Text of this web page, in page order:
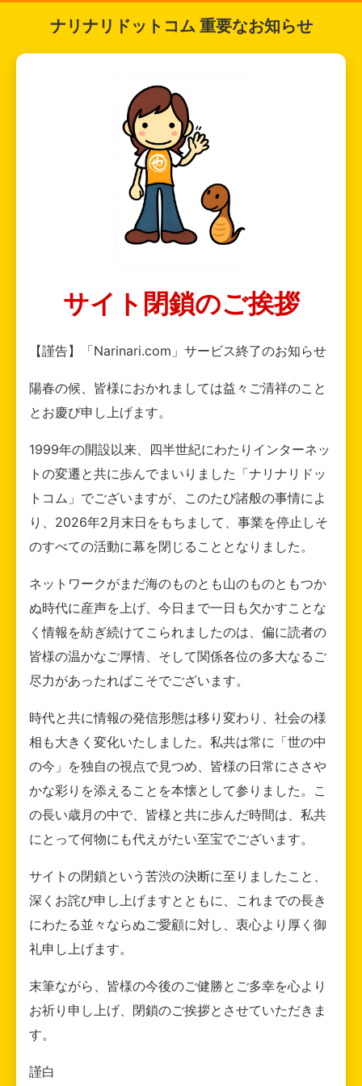
ナリナリドットコム 重要なお知らせ
サイト閉鎖のご挨拶
【謹告】「Narinari.com」サービス終了のお知らせ
陽春の候、皆様におかれましては益々ご清祥のこと
とお慶び申し上げます。
1999年の開設以来、四半世紀にわたりインターネッ
トの変遷と共に歩んでまいりました「ナリナリドッ
トコム」でございますが、このたび諸般の事情によ
り、2026年2月末日をもちまして、事業を停止しそ
のすべての活動に幕を閉じることとなりました。
ネットワークがまだ海のものとも山のものともつか
ぬ時代に産声を上げ、今日まで一日も欠かすことな
く情報を紡ぎ続けてこられましたのは、偏に読者の
皆様の温かなご厚情、そして関係各位の多大なるご
尽力があったればこそでございます。
時代と共に情報の発信形態は移り変わり、社会の様
相も大きく変化いたしました。私共は常に「世の中
の今」を独自の視点で見つめ、皆様の日常にささや
かな彩りを添えることを本懐として参りました。こ
の長い歳月の中で、皆様と共に歩んだ時間は、私共
にとって何物にも代えがたい至宝でございます。
サイトの閉鎖という苦渋の決断に至りましたこと、
深くお詫び申し上げますとともに、これまでの長き
にわたる並々ならぬご愛顧に対し、衷心より厚く御
礼申し上げます。
末筆ながら、皆様の今後のご健勝とご多幸を心より
お祈り申し上げ、閉鎖のご挨拶とさせていただきま
す。
謹白